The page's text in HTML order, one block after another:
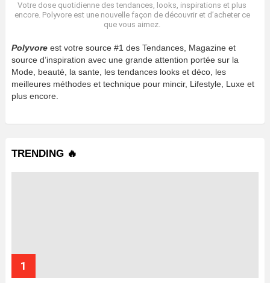
Votre dose quotidienne des tendances, looks, inspirations et plus
encore. Polyvore est une nouvelle façon de découvrir et d’acheter ce
que vous aimez.
Polyvore est votre source #1 des Tendances, Magazine et
source d’inspiration avec une grande attention portée sur la
Mode, beauté, la sante, les tendances looks et déco, les
meilleures méthodes et technique pour mincir, Lifestyle, Luxe et
plus encore.
TRENDING 🔥